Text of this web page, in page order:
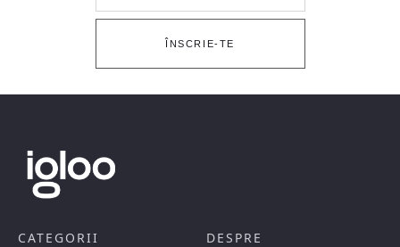
ÎNSCRIE-TE
CATEGORII
DESPRE